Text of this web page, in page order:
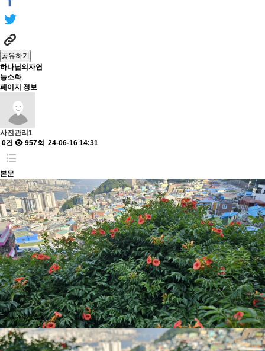
공유하기
하나님의자연
능소화
페이지 정보
사진관리1
0건
957회 24-06-16 14:31
본문